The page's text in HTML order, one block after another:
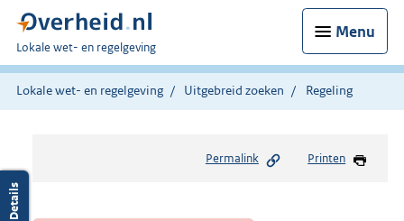
Menu
U
bent
hier:
Lokale wet- en regelgeving
Lokale wet- en regelgeving Uitgebreid zoeken Regeling
Permalink Printen